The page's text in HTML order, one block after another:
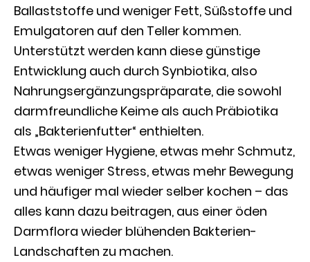
Ballaststoffe und weniger Fett, Süßstoffe und
Emulgatoren auf den Teller kommen.
Unterstützt werden kann diese günstige
Entwicklung auch durch Synbiotika, also
Nahrungsergänzungspräparate, die sowohl
darmfreundliche Keime als auch Präbiotika
als „Bakterienfutter“ enthielten.
Etwas weniger Hygiene, etwas mehr Schmutz,
etwas weniger Stress, etwas mehr Bewegung
und häufiger mal wieder selber kochen – das
alles kann dazu beitragen, aus einer öden
Darmflora wieder blühenden Bakterien-
Landschaften zu machen.